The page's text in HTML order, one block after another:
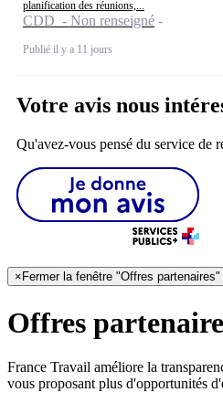
planification des réunions,...
CDD - Non renseigné
Publié il y a 11 jours
Votre avis nous
Qu'avez-vous pensé du service de
× Fermer la fenêtre "Offres partenaires"
Offres
France Travail améliore la
vous proposant plus d'opportunités